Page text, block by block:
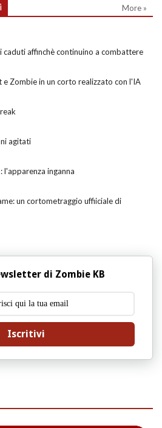
More »
caduti affinchè continuino a combattere
e Zombie in un corto realizzato con l'IA
agitati
l'apparenza inganna
un cortometraggio uffiiciale di
di Zombie KB
Iscritivi